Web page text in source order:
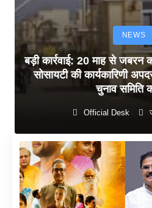
NEWS
बड़ी कार्रवाई: 20 माह से
सोसायटी की कार्यकारिणी
चुनाव समिति
Official Desk